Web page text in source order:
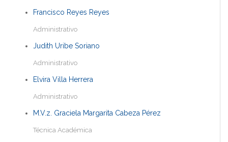
Francisco Reyes Reyes
Administrativo
Judith Uribe Soriano
Administrativo
Elvira Villa Herrera
Administrativo
M.V.z. Graciela Margarita Cabeza Pérez
Técnica Académica